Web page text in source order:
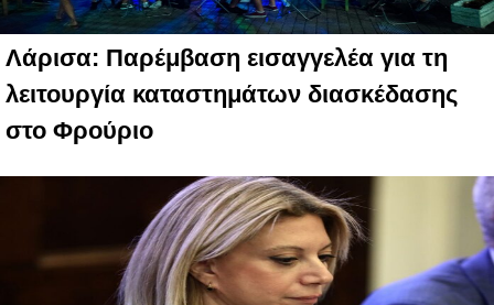
Λάρισα: Παρέμβαση εισαγγελέα για τη
λειτουργία καταστημάτων διασκέδασης
στο Φρούριο